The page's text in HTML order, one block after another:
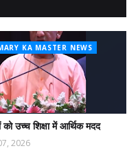
KA MASTER NEWS
को उच्च शिक्षा में आर्थिक मदद
2026